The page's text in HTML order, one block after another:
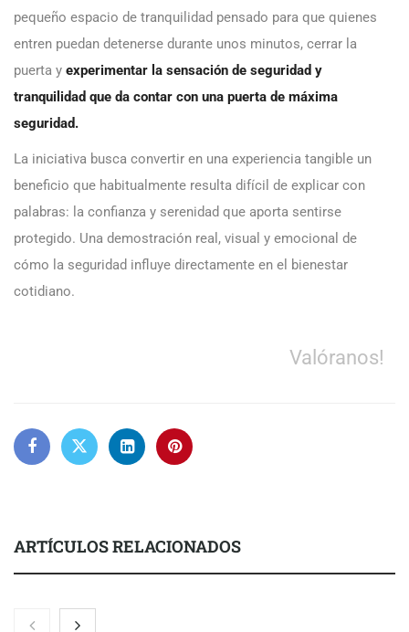
pequeño espacio de tranquilidad pensado para que quienes
entren puedan detenerse durante unos minutos, cerrar la
puerta y experimentar la sensación de seguridad y
tranquilidad que da contar con una puerta de máxima
seguridad.
La iniciativa busca convertir en una experiencia tangible un
beneficio que habitualmente resulta difícil de explicar con
palabras: la confianza y serenidad que aporta sentirse
protegido. Una demostración real, visual y emocional de
cómo la seguridad influye directamente en el bienestar
cotidiano.
Valóranos!
ARTÍCULOS RELACIONADOS
Eulalia Roig lanza ‘The Journal’, una revista digital mensual de